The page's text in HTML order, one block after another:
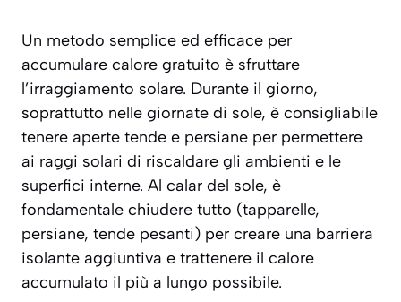
Un metodo semplice ed efficace per
accumulare calore gratuito è sfruttare
l’irraggiamento solare. Durante il giorno,
soprattutto nelle giornate di sole, è consigliabile
tenere aperte tende e persiane per permettere
ai raggi solari di riscaldare gli ambienti e le
superfici interne. Al calar del sole, è
fondamentale chiudere tutto (tapparelle,
persiane, tende pesanti) per creare una barriera
isolante aggiuntiva e trattenere il calore
accumulato il più a lungo possibile.